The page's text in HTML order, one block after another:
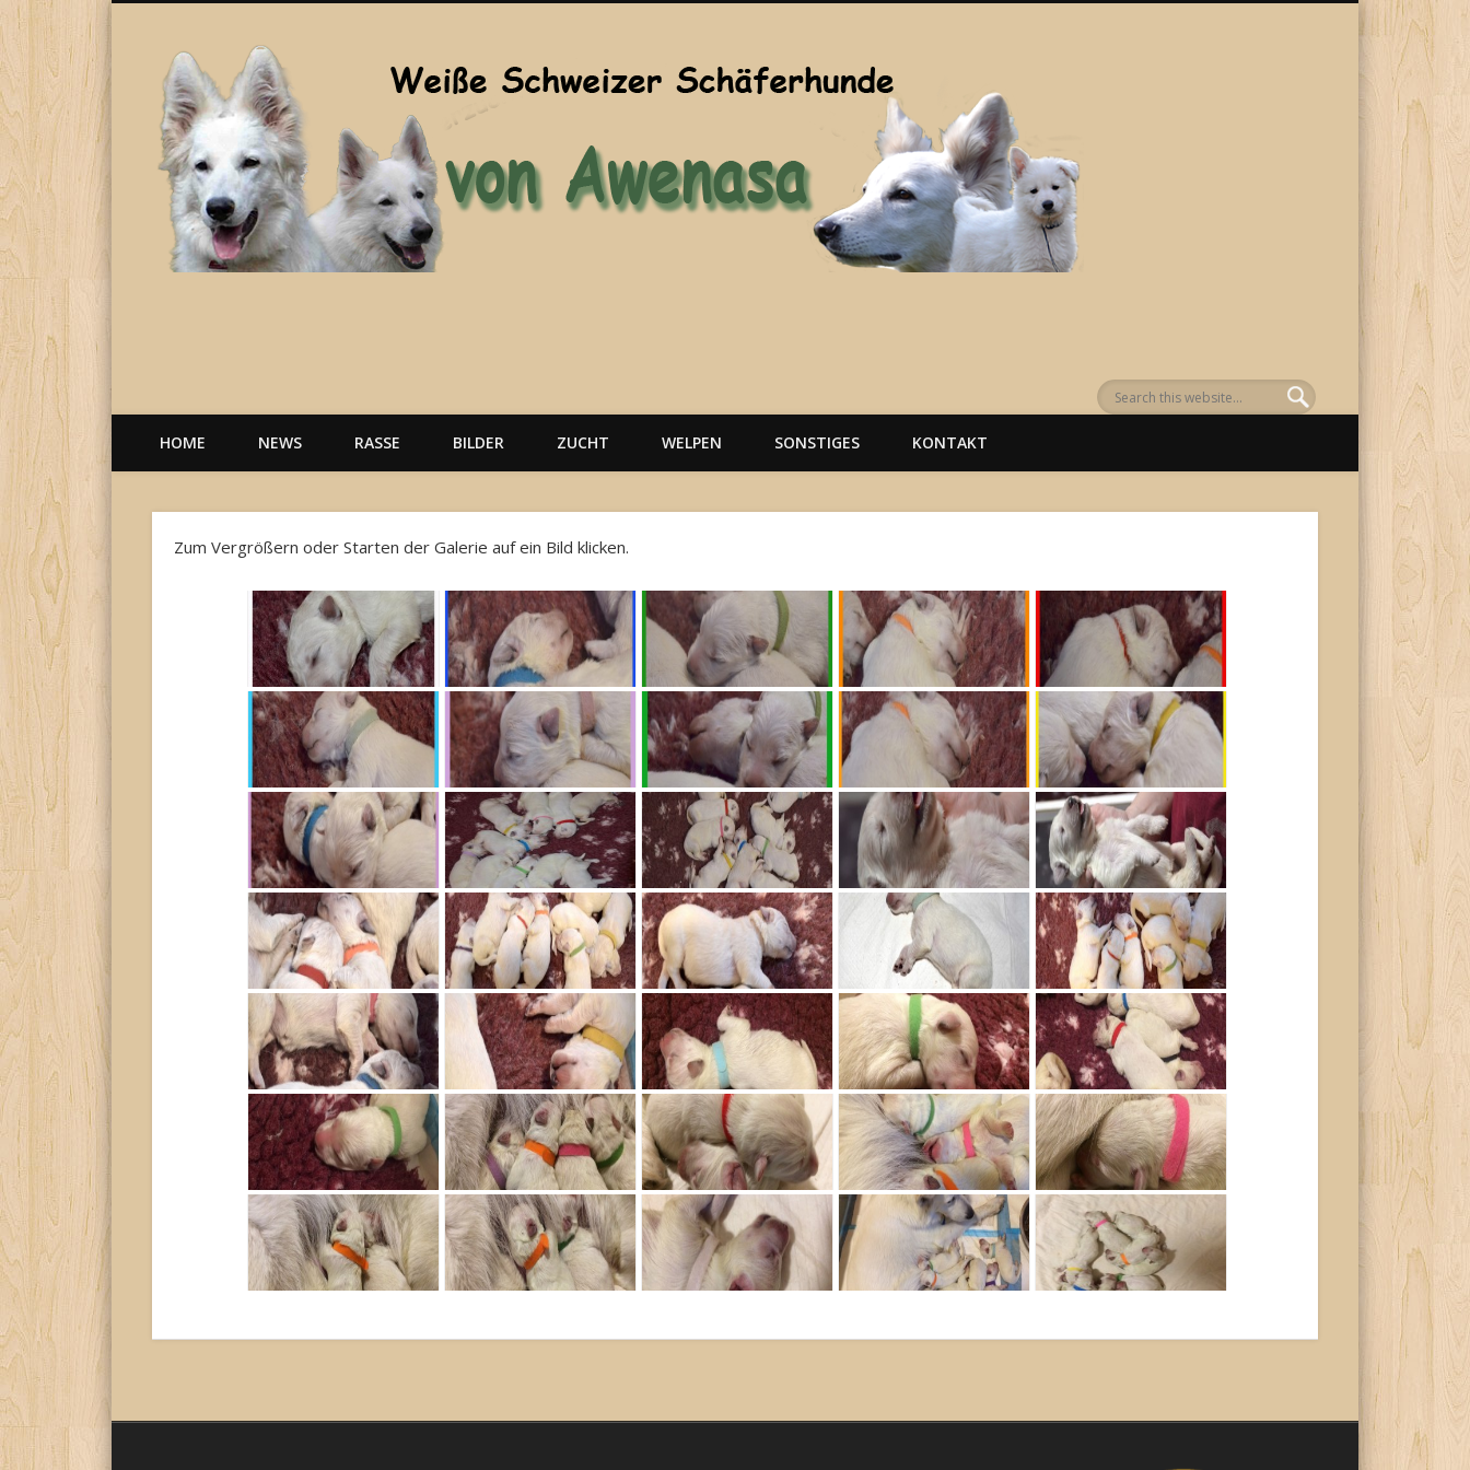
Welpen, weiße Schäferhunde, Hunde, Berger Blanc Suisse
HOME NEWS RASSE BILDER ZUCHT WELPEN SONSTIGES KONTAKT
Zum Vergrößern oder Starten der Galerie auf ein Bild klicken.